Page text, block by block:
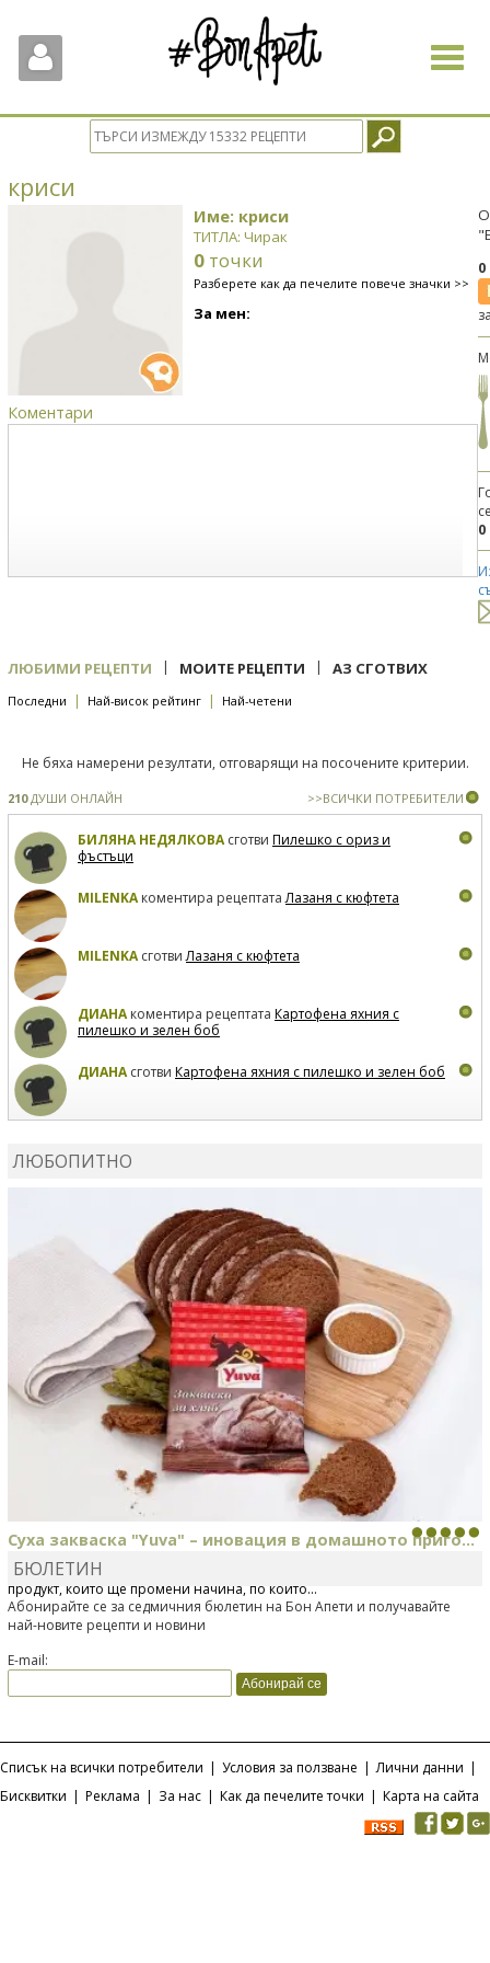
Toggle
криси
Име: криси
ТИТЛА: Чирак
0 точки
Разберете как да печелите повече значки >>
За мен:
Коментари
0
ЛЮБИМИ РЕЦЕПТИ | МОИТЕ РЕЦЕПТИ | АЗ СГОТВИХ
Последни | Най-висок рейтинг | Най-четени
Не бяха намерени резултати, отговарящи на посочените критерии.
210ДУШИ ОНЛАЙН >>ВСИЧКИ ПОТРЕБИТЕЛИ
БИЛЯНА НЕДЯЛКОВАсготви Пилешко с ориз и
фъстъци
MILENKAкоментира рецептатаЛазаня с кюфтета
MILENKAсготвиЛазаня с кюфтета
ДИАНАкоментира рецептата Картофена яхния с
пилешко и зелен боб
ДИАНАсготви Картофена яхния с пилешко и зелен боб
ЛЮБОПИТНО
Суха закваска "Yuva" – иновация в домашното приго...
Отскоро Лесафр България стартира предлагането на изцяло нов
продукт, който ще промени начина, по който...
БЮЛЕТИН
Абонирайте се за седмичния бюлетин на Бон Апети и получавайте
най-новите рецепти и новини
E-mail:
Списък на всички потребители | Условия за ползване | Лични данни |
Бисквитки | Реклама | За нас | Как да печелите точки | Карта на сайта